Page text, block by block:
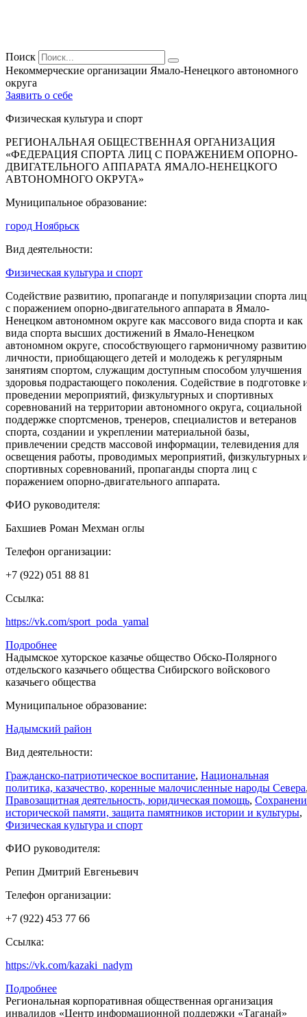
Поиск
Некоммерческие организации Ямало-Ненецкого автономного
округа
Заявить о себе
Физическая культура и спорт
РЕГИОНАЛЬНАЯ ОБЩЕСТВЕННАЯ ОРГАНИЗАЦИЯ
«ФЕДЕРАЦИЯ СПОРТА ЛИЦ С ПОРАЖЕНИЕМ ОПОРНО-
ДВИГАТЕЛЬНОГО АППАРАТА ЯМАЛО-НЕНЕЦКОГО
АВТОНОМНОГО ОКРУГА»
Муниципальное образование:
город Ноябрьск
Вид деятельности:
Физическая культура и спорт
Содействие развитию, пропаганде и популяризации спорта лиц
с поражением опорно-двигательного аппарата в Ямало-
Ненецком автономном округе как массового вида спорта и как
вида спорта высших достижений в Ямало-Ненецком
автономном округе, способствующего гармоничному развитию
личности, приобщающего детей и молодежь к регулярным
занятиям спортом, служащим доступным способом улучшения
здоровья подрастающего поколения. Содействие в подготовке
проведении мероприятий, физкультурных и спортивных
соревнований на территории автономного округа, социальной
поддержке спортсменов, тренеров, специалистов и ветеранов
спорта, создании и укреплении материальной базы,
привлечении средств массовой информации, телевидения для
освещения работы, проводимых мероприятий, физкультурных
спортивных соревнований, пропаганды спорта лиц с
поражением опорно-двигательного аппарата.
ФИО руководителя:
Бахшиев Роман Мехман оглы
Телефон организации:
+7 (922) 051 88 81
Ссылка:
https://vk.com/sport_poda_yamal
Подробнее
Надымское хуторское казачье общество Обско-Полярного
отдельского казачьего общества Сибирского войскового
казачьего общества
Муниципальное образование:
Надымский район
Вид деятельности:
Гражданско-патриотическое воспитание, Национальная
политика, казачество, коренные малочисленные народы Севера
Правозащитная деятельность, юридическая помощь,
исторической памяти, защита памятников истории и культуры,
Физическая культура и спорт
ФИО руководителя:
Репин Дмитрий Евгеньевич
Телефон организации:
+7 (922) 453 77 66
Ссылка:
https://vk.com/kazaki_nadym
Подробнее
Региональная корпоративная общественная организация
инвалидов «Центр информационной поддержки «Таганай»